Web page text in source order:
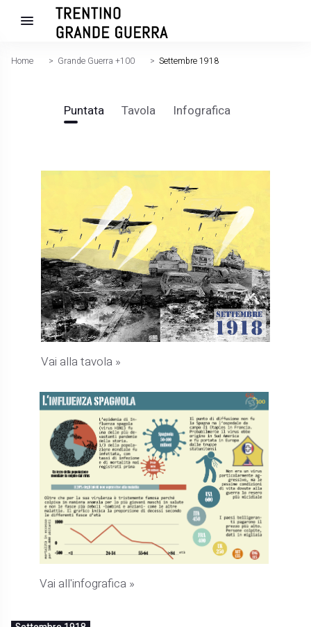
Home > Grande Guerra +100 >Settembre 1918
Puntata Tavola Infografica
Vai alla tavola »
Vai all'infografica »